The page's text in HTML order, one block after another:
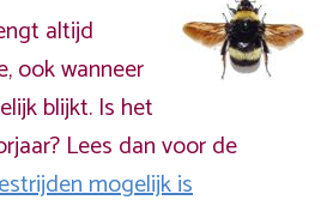
altijd
ook wanneer
blijkt. Is het
Lees dan voor de
mogelijk is